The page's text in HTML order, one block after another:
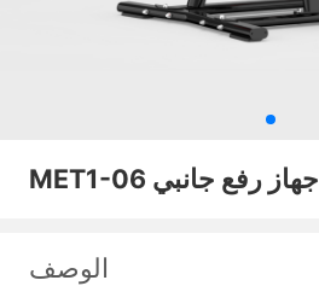
MET1-06 جهاز رفع جانبي
الوصف